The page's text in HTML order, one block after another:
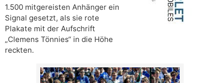
1.500 mitgereisten Anhänger ein
Signal gesetzt, als sie rote
Plakate mit der Aufschrift
„Clemens Tönnies“ in die Höhe
reckten.